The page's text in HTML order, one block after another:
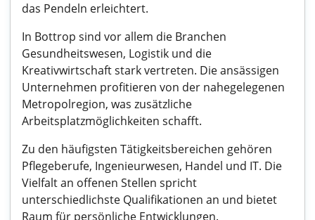
das Pendeln erleichtert.
In Bottrop sind vor allem die Branchen
Gesundheitswesen, Logistik und die
Kreativwirtschaft stark vertreten. Die ansässigen
Unternehmen profitieren von der nahegelegenen
Metropolregion, was zusätzliche
Arbeitsplatzmöglichkeiten schafft.
Zu den häufigsten Tätigkeitsbereichen gehören
Pflegeberufe, Ingenieurwesen, Handel und IT. Die
Vielfalt an offenen Stellen spricht
unterschiedlichste Qualifikationen an und bietet
Raum für persönliche Entwicklungen.